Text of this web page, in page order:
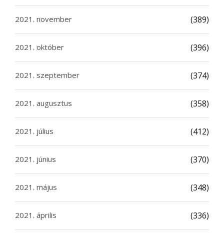
2021. november (389)
2021. október (396)
2021. szeptember (374)
2021. augusztus (358)
2021. július (412)
2021. június (370)
2021. május (348)
2021. április (336)